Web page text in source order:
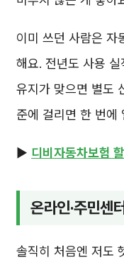
이미 쓰던 사람은 자
해요. 전년도 사용
유지가 맞으면 별도
준에 걸리면 한 번에
▶️ 디비자동차보험
온라인·주민센
솔직히 처음엔 저도